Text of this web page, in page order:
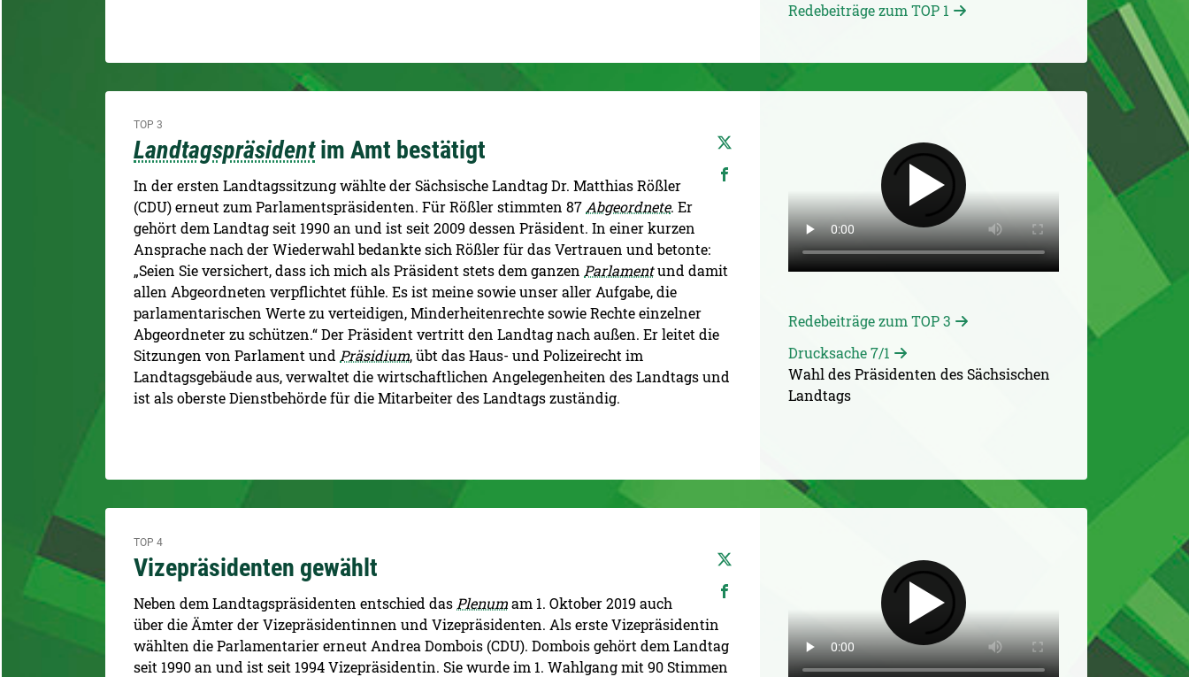
Redebeiträge zum TOP 1
Landtagspräsidentim Amt bestätigt
TOP 3
In der ersten Landtagssitzung wählte der Sächsische Landtag Dr. Matthias Rößler
(CDU) erneut zum Parlamentspräsidenten. Für Rößler stimmten 87Abgeordnete. Er
gehört dem Landtag seit 1990 an und ist seit 2009 dessen Präsident. In einer kurzen
Ansprache nach der Wiederwahl bedankte sich Rößler für das Vertrauen und betonte:
„Seien Sie versichert, dass ich mich als Präsident stets dem ganzen Parlamentund damit
allen Abgeordneten verpflichtet fühle. Es ist meine sowie unser aller Aufgabe, die
parlamentarischen Werte zu verteidigen, Minderheitenrechte sowie Rechte einzelner
Abgeordneter zu schützen.“ Der Präsident vertritt den Landtag nach außen. Er leitet die
Sitzungen von Parlament und Präsidium, übt das Haus- und Polizeirecht im
Landtagsgebäude aus, verwaltet die wirtschaftlichen Angelegenheiten des Landtags und
ist als oberste Dienstbehörde für die Mitarbeiter des Landtags zuständig.
Redebeiträge zum TOP 3
Drucksache 7/1
Wahl des Präsidenten des Sächsischen
Landtags
Vizepräsidenten gewählt
TOP 4
Neben dem Landtagspräsidenten entschied das Plenumam 1. Oktober 2019 auch
über die Ämter der Vizepräsidentinnen und Vizepräsidenten. Als erste Vizepräsidentin
wählten die Parlamentarier erneut Andrea Dombois (CDU). Dombois gehört dem Landtag
seit 1990 an und ist seit 1994 Vizepräsidentin. Sie wurde im 1. Wahlgang mit 90 Stimmen